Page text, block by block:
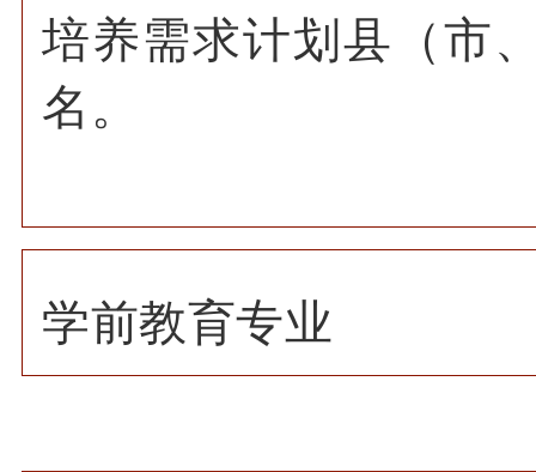
培养需求计划县（市
名。
学前教育专业